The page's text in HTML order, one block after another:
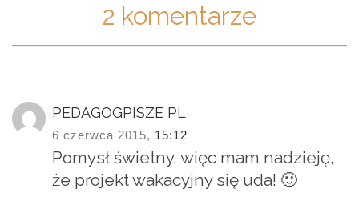
2 komentarze
PEDAGOGPISZE PL
6 czerwca 2015, 15:12
Pomysł świetny, więc mam nadzieję,
że projekt wakacyjny się uda! 🙂